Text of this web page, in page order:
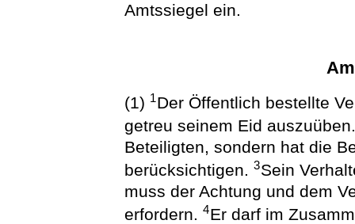
Amtssiegel ein.
(1) 1Der Öffentlich bestellte
getreu seinem Eid
Beteiligten, sondern hat die
berücksichtigen.3Sein
muss der Achtung und dem
erfordern.4Er darf im